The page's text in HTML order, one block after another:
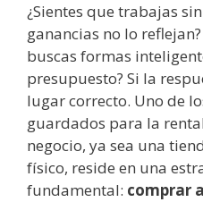
¿Sientes que trabajas
ganancias no lo
buscas formas
presupuesto? Si la
lugar correcto. Uno de
guardados para la
negocio, ya sea una
físico, reside en una
fundamental: comprar